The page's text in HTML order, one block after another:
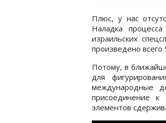
Плюс, у нас
Наладка
израильских
произведено
Потому, в
для
международные
присоединение
элементов